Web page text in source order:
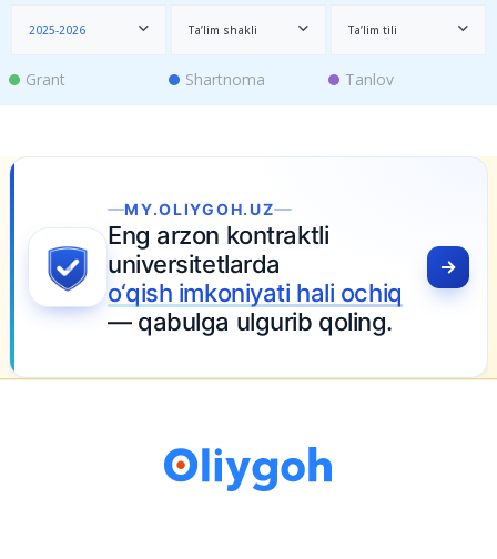
2025-2026 Ta’lim shakli Ta’lim tili
Grant Shartnoma Tanlov
MY.OLIYGOH.UZ
Eng arzon kontraktli
universitetlarda
o‘qish imkoniyati hali ochiq
— qabulga ulgurib qoling.